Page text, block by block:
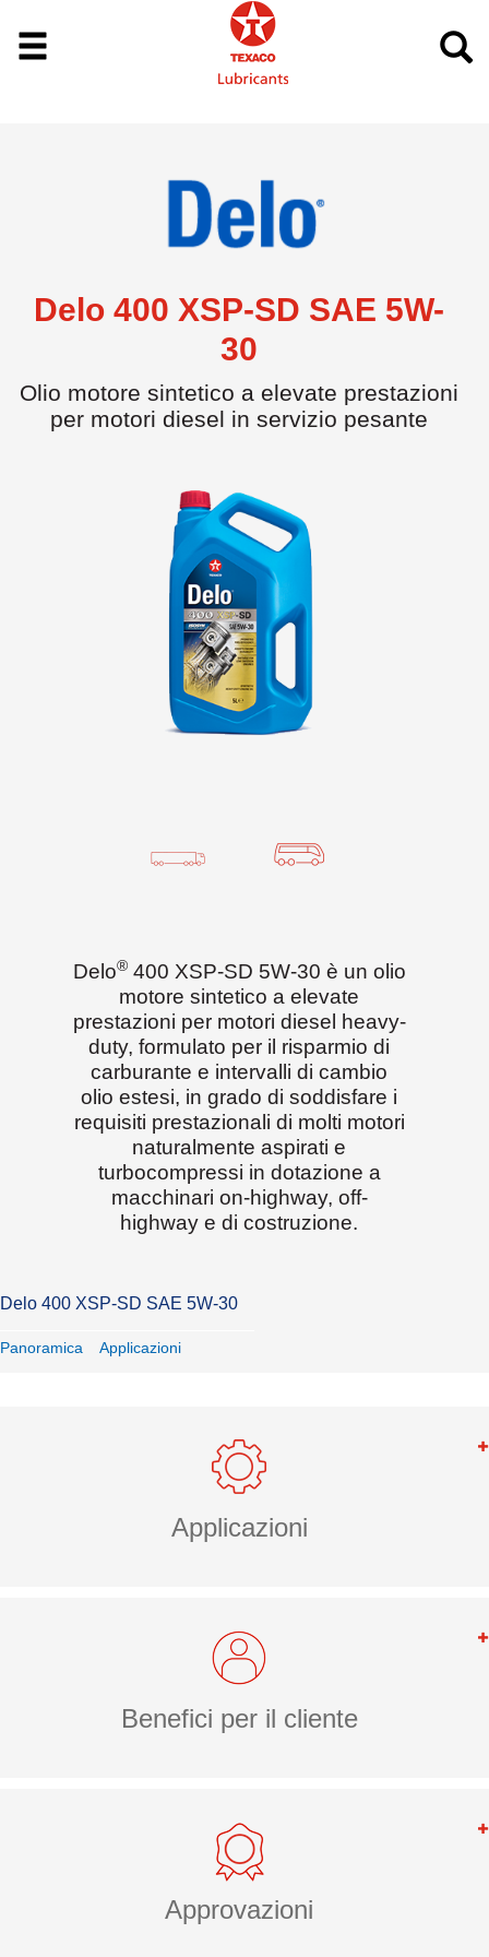
Delo 400 XSP-SD SAE 5W-
30
Olio motore sintetico a elevate prestazioni
per motori diesel in servizio pesante
Delo®400 XSP-SD 5W-30 è un olio
motore sintetico a elevate
prestazioni per motori diesel heavy-
duty, formulato per il risparmio di
carburante e intervalli di cambio
olio estesi, in grado di soddisfare i
requisiti prestazionali di molti motori
naturalmente aspirati e
turbocompressi in dotazione a
macchinari on-highway, off-
highway e di costruzione.
Delo 400 XSP-SD SAE 5W-30
Panoramica Applicazioni
Applicazioni
Benefici per il cliente
Approvazioni